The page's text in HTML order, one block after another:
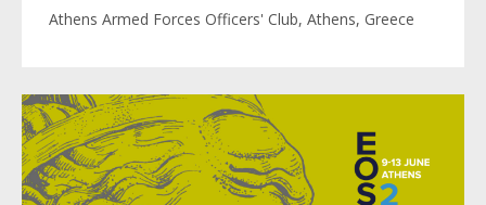
Athens Armed Forces Officers' Club, Athens, Greece